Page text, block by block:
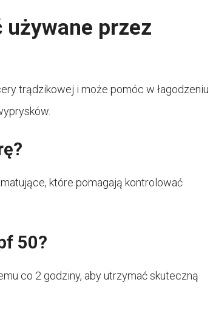
przez
trądzikowej i może pomóc w łagodzeniu
które pomagają kontrolować
50?
co 2 godziny, aby utrzymać skuteczną